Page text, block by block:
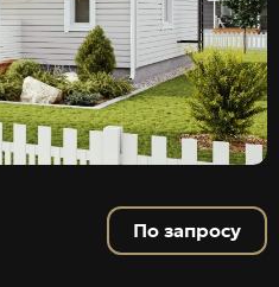
По запросу